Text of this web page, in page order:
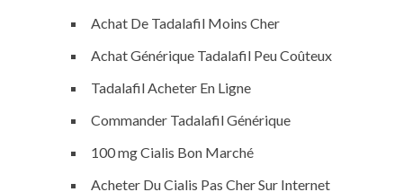
Achat De Tadalafil Moins Cher
Achat Générique Tadalafil Peu Coûteux
Tadalafil Acheter En Ligne
Commander Tadalafil Générique
100 mg Cialis Bon Marché
Acheter Du Cialis Pas Cher Sur Internet